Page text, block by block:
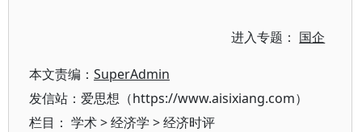
进入专题： 国企
本文责编： SuperAdmin
发信站：爱思想（https://www.aisixiang.com）
栏目： 学术>经济学 >经济时评